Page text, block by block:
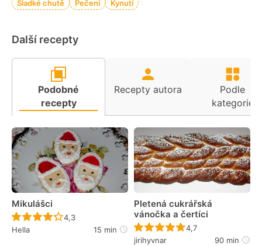
Sladké chutě Pečení Kynutí
Další recepty
Podobné
recepty
Recepty autora
Podle
kategorie
Mikulášci
Recept ještě nebyl hodnocen
4,3
Hella
15 min
Pletená cukrářská
vánočka a čertíci
Recept ještě nebyl
4,7
jirihyvnar
90 min